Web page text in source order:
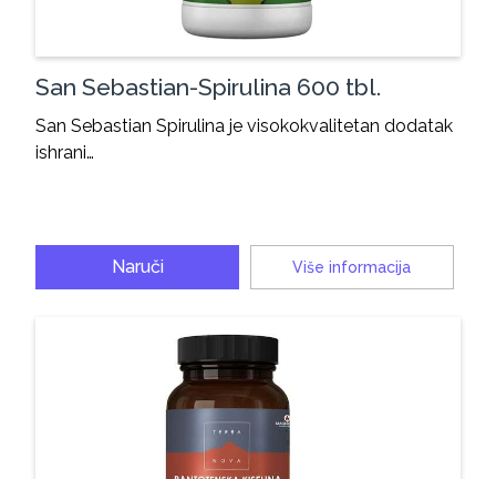
San Sebastian-Spirulina 600 tbl.
San Sebastian Spirulina je visokokvalitetan dodatak
ishrani…
Naruči Više informacija